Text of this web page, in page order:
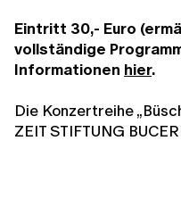
Eintritt 30,- Euro
vollständige
Informationen hier.
Die Konzertreihe
ZEIT STIFTUNG